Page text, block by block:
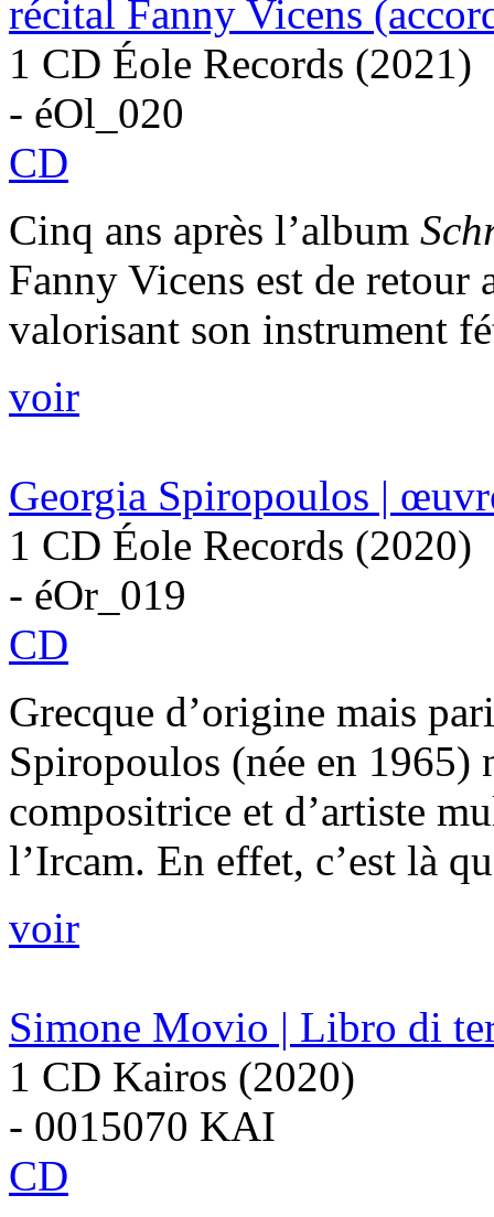
récital Fanny Vicens
1 CD Éole Records (2021)
- éOl_020
CD
Cinq ans après l’album
Fanny Vicens est de retour
valorisant son instrument
voir
Georgia Spiropoulos |
1 CD Éole Records (2020)
- éOr_019
CD
Grecque d’origine mais
Spiropoulos (née en 1965)
compositrice et d’artiste
l’Ircam. En effet, c’est là
voir
Simone Movio | Libro di
1 CD Kairos (2020)
- 0015070 KAI
CD